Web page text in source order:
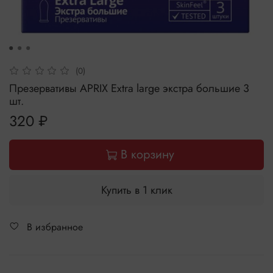
(0)
Презервативы APRIX Extra large экстра большие 3
шт.
320 ₽
В корзину
Купить в 1 клик
В избранное